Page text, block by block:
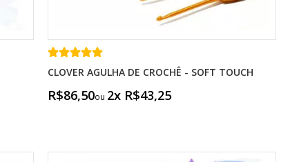
CLOVER AGULHA DE CROCHÊ - SOFT TOUCH
R$86,50 2x R$43,25